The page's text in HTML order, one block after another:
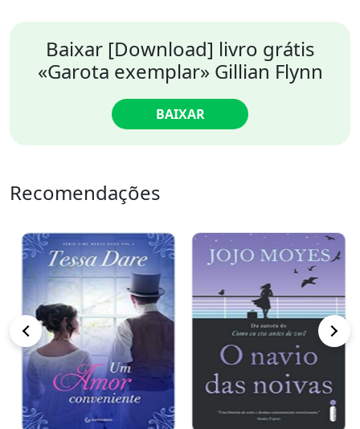
Baixar [Download] livro grátis
«Garota exemplar» Gillian Flynn
BAIXAR
Recomendações